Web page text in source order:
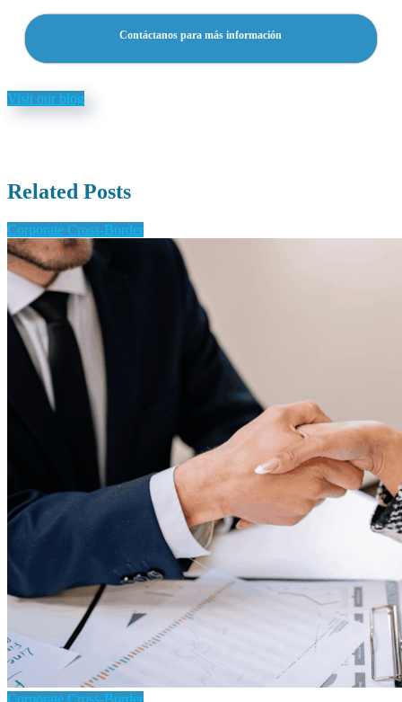
Contáctanos para más información
Visit our blog
Related Posts
Corporate Cross-Border
Corporate Cross-Border